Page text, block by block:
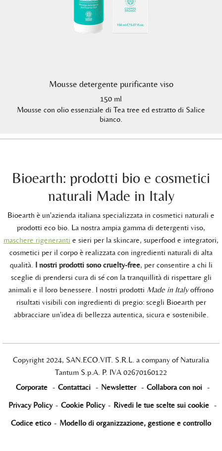
Mousse detergente purificante viso
150 ml
Mousse con olio essenziale di Tea tree ed estratto di Salice
bianco.
Bioearth: prodotti bio e cosmetici
naturali Made in Italy
Bioearth è un'azienda italiana specializzata in cosmetici naturali e
prodotti eco bio. La nostra ampia gamma di detergenti viso,
maschere rigeneranti e sieri per la skincare, superfood e integratori,
cosmetici per il corpo è realizzata con ingredienti naturali di alta
qualità. I nostri prodotti sono cruelty-free, per consentire a chi li
sceglie di prendersi cura di sé con la tranquillità di rispettare gli
animali e il loro benessere. I nostri prodotti Made in Italyoffrono
risultati visibili con ingredienti di pregio: scegli Bioearth per
abbracciare un'idea di bellezza autentica, sicura e sostenibile.
Copyright 2024, SAN.ECO.VIT. S.R.L. a company of Naturalia
Tantum S.p.A. P. IVA 02670160122
Corporate - Contattaci - Newsletter - Collabora con noi -
Privacy Policy - Cookie Policy - Rivedi le tue scelte sui cookie -
Codice etico - Modello di organizzazione, gestione e controllo